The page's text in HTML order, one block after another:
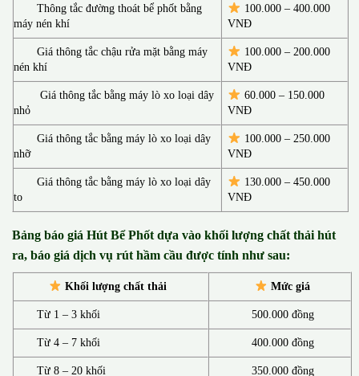
Thông tắc đường thoát bể phốt bằng
máy nén khí
100.000 – 400.000
VNĐ
Giá thông tắc chậu rửa mặt bằng máy
nén khí
100.000 – 200.000
VNĐ
Giá thông tắc bằng máy lò xo loại dây
nhỏ
60.000 – 150.000
VNĐ
Giá thông tắc bằng máy lò xo loại dây
nhỡ
100.000 – 250.000
VNĐ
Giá thông tắc bằng máy lò xo loại dây
to
130.000 –450.000
VNĐ
Bảng báo giá Hút Bể Phốt dựa vào khối lượng chất thải hút
ra, báo giá dịch vụ rút hầm cầu được tính như sau:
Khối lượng chất thải Mức giá
Từ 1 – 3 khối 500.000 đồng
Từ 4 – 7 khối 400.000 đồng
Từ 8 – 20 khối 350.000 đồng